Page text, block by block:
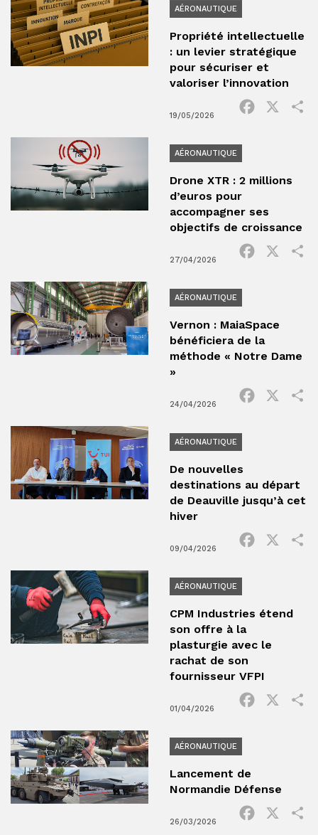
AÉRONAUTIQUE
Propriété intellectuelle
: un levier stratégique
pour sécuriser et
valoriser l’innovation
19/05/2026
Facebook
AÉRONAUTIQUE
Drone XTR : 2 millions
d’euros pour
accompagner ses
objectifs de croissance
27/04/2026
Facebook
AÉRONAUTIQUE
Vernon : MaiaSpace
bénéficiera de la
méthode « Notre Dame
»
24/04/2026
Facebook
AÉRONAUTIQUE
De nouvelles
destinations au départ
de Deauville jusqu’à cet
hiver
09/04/2026
Facebook
AÉRONAUTIQUE
CPM Industries étend
son offre à la
plasturgie avec le
rachat de son
fournisseur VFPI
01/04/2026
Facebook
AÉRONAUTIQUE
Lancement de
Normandie Défense
26/03/2026
Facebook